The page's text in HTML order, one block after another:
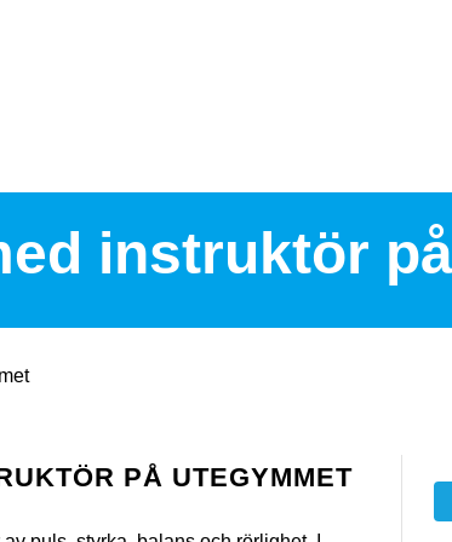
instruktör
PÅ UTEGYMMET